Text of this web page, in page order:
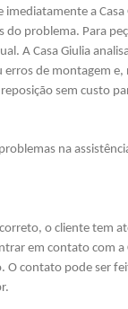
a Casa
do problema. Para
A Casa Giulia
de montagem e,
sem custo
na
o cliente tem
em contato com a
O contato pode ser